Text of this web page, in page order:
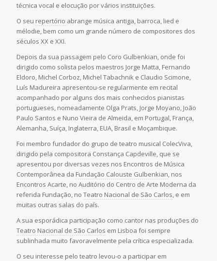
técnica vocal e elocução por vários instituições.
O seu repertório abrange música antiga, barroca, lied e
mélodie, bem como um grande número de compositores dos
séculos XX e XXI.
Depois da sua passagem pelo Coro Gulbenkian, onde foi
dirigido como solista pelos maestros Jorge Matta, Fernando
Eldoro, Michel Corboz, Michel Tabachnik e Claudio Scimone,
Luís Madureira apresentou-se regularmente em recital
acompanhado por alguns dos mais conhecidos pianistas
portugueses, nomeadamente Olga Prats, Jorge Moyano, João
Paulo Santos e Nuno Vieira de Almeida, em Portugal, França,
Alemanha, Suíça, Inglaterra, EUA, Brasil e Moçambique.
Foi membro fundador do grupo de teatro musical ColecViva,
dirigido pela compositora Constança Capdeville, que se
apresentou por diversas vezes nos Encontros de Música
Contemporânea da Fundação Calouste Gulbenkian, nos
Encontros Acarte, no Auditório do Centro de Arte Moderna da
referida Fundação, no Teatro Nacional de São Carlos, e em
muitas outras salas do país.
A sua esporádica participação como cantor nas produções do
Teatro Nacional de São Carlos em Lisboa foi sempre
sublinhada muito favoravelmente pela crítica especializada.
O seu interesse pelo teatro levou-o a participar em